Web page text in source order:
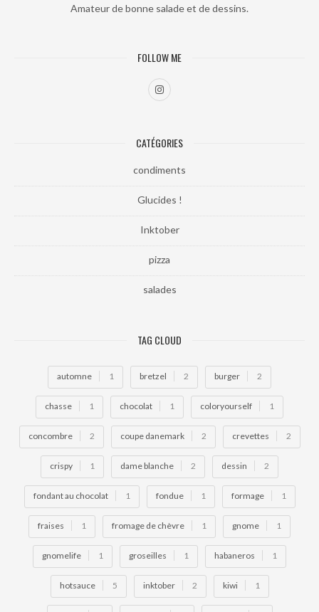
Amateur de bonne salade et de dessins.
FOLLOW ME
CATÉGORIES
condiments
Glucides !
Inktober
pizza
salades
TAG CLOUD
automne 1 bretzel 2 burger 2
chasse 1 chocolat 1 coloryourself 1
concombre 2 coupe danemark 2 crevettes 2
crispy 1 dame blanche 2 dessin 2
fondant au chocolat 1 fondue 1 formage 1
fraises 1 fromage de chèvre 1 gnome 1
gnomelife 1 groseilles 1 habaneros 1
hotsauce 5 inktober 2 kiwi 1